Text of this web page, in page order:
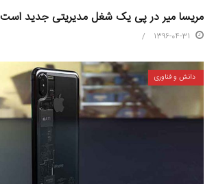
مریسا میر در پی یک شغل مدیریتی جدید است
1396-04-31
دانش و فناوری